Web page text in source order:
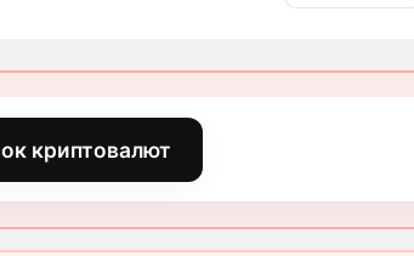
криптовалют